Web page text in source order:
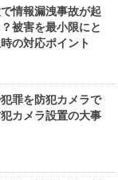
情報漏洩事故が起
被害を最小限にと
の対応ポイント
罪を防犯カメラで
カメラ設置の大事